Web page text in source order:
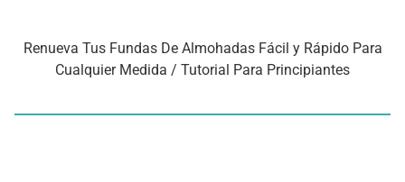
Renueva Tus Fundas De Almohadas Fácil y Rápido Para
Cualquier Medida / Tutorial Para Principiantes